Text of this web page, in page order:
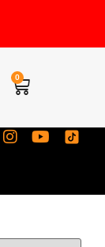
0